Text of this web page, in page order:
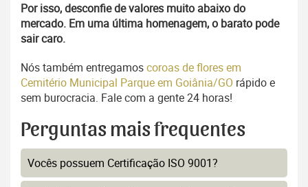
Por isso, desconfie de valores muito abaixo do
mercado. Em uma última homenagem, o barato pode
sair caro.
Nós também entregamoscoroas de flores em
Cemitério Municipal Parque em Goiânia/GO rápido e
sem burocracia. Fale com a gente 24 horas!
Perguntas mais frequentes
Vocês possuem Certificação ISO 9001?